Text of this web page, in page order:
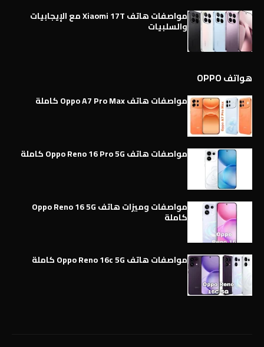
مواصفات هاتف Xiaomi 17T مع الإيجابيات
والسلبيات
هواتف OPPO
مواصفات هاتف Oppo A7 Pro Max كاملة
مواصفات هاتف Oppo Reno 16 Pro 5G كاملة
مواصفات وميزات هاتف Oppo Reno 16 5G
كاملة
مواصفات هاتف Oppo Reno 16c 5G كاملة